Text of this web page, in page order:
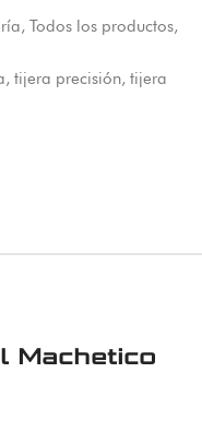
, Todos los productos,
, tijera precisión, tijera
Machetico